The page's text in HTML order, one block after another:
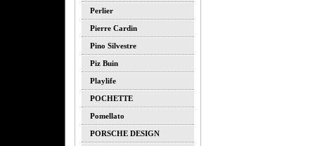
Perlier
Pierre Cardin
Pino Silvestre
Piz Buin
Playlife
POCHETTE
Pomellato
PORSCHE DESIGN